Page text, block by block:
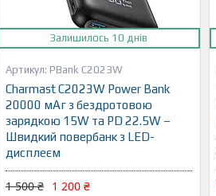
Залишилось 10 днів
PBank C2023W
Charmast C2023W Power Bank
20000 мАг з бездротовою
зарядкою 15W та PD 22.5W –
Швидкий повербанк з LED-
дисплеєм
1 500 ₴ 1 200 ₴